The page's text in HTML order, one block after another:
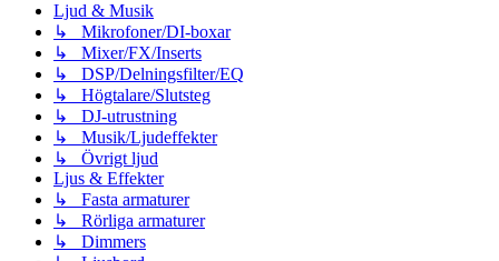
Ljud & Musik
↳ Mikrofoner/DI-boxar
↳ Mixer/FX/Inserts
↳ DSP/Delningsfilter/EQ
↳ Högtalare/Slutsteg
↳ DJ-utrustning
↳ Musik/Ljudeffekter
↳ Övrigt ljud
Ljus & Effekter
↳ Fasta armaturer
↳ Rörliga armaturer
↳ Dimmers